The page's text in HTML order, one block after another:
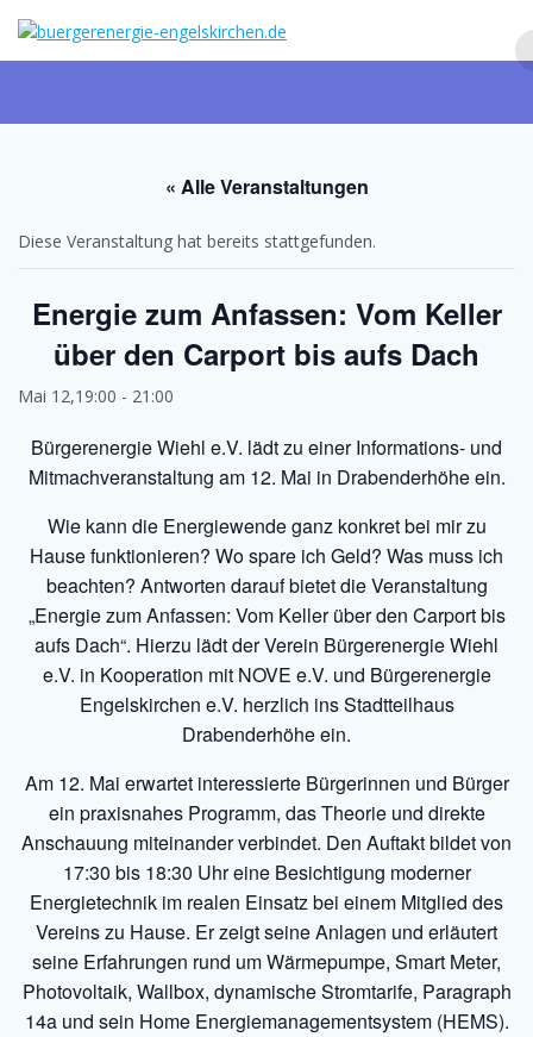
Inhalt
springen
« Alle Veranstaltungen
Diese Veranstaltung hat bereits stattgefunden.
Energie zum Anfassen: Vom Keller
über den Carport bis aufs Dach
Mai 12,19:00 - 21:00
Bürgerenergie Wiehl e.V. lädt zu einer Informations- und
Mitmachveranstaltung am 12. Mai in Drabenderhöhe ein.
Wie kann die Energiewende ganz konkret bei mir zu
Hause funktionieren? Wo spare ich Geld? Was muss ich
beachten? Antworten darauf bietet die Veranstaltung
„Energie zum Anfassen: Vom Keller über den Carport bis
aufs Dach“. Hierzu lädt der Verein Bürgerenergie Wiehl
e.V. in Kooperation mit NOVE e.V. und Bürgerenergie
Engelskirchen e.V. herzlich ins Stadtteilhaus
Drabenderhöhe ein.
Am 12. Mai erwartet interessierte Bürgerinnen und Bürger
ein praxisnahes Programm, das Theorie und direkte
Anschauung miteinander verbindet. Den Auftakt bildet von
17:30 bis 18:30 Uhr eine Besichtigung moderner
Energietechnik im realen Einsatz bei einem Mitglied des
Vereins zu Hause. Er zeigt seine Anlagen und erläutert
seine Erfahrungen rund um Wärmepumpe, Smart Meter,
Photovoltaik, Wallbox, dynamische Stromtarife, Paragraph
14a und sein Home Energiemanagementsystem (HEMS).